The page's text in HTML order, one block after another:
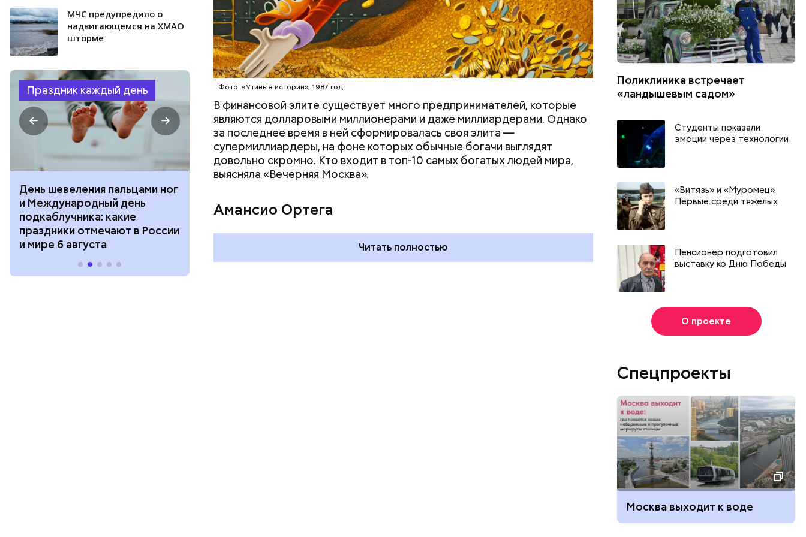
МЧС предупредило о
надвигающемся на ХМАО
шторме
Праздник каждый день
День шевеления пальцами ног
и Международный день
подкаблучника: какие
праздники отмечают в России
и мире 6 августа
горизонта и День пьяного
курсанта: какие праздники
отмечают в России и мире 5
и мире 4 августа
День арбуза и День поцелуев
с зеркалом: какие праздники
отмечают в России и мире 3
августа
День
Фото: «Утиные истории», 1987 год
В финансовой элите существует много предпринимателей, которые
являются долларовыми миллионерами и даже миллиардерами. Однако
за последнее время в ней сформировалась своя элита —
супермиллиардеры, на фоне которых обычные богачи выглядят
довольно скромно. Кто входит в топ-10 самых богатых людей мира,
выясняла «Вечерняя Москва».
Амансио Ортега
Фото: Shutterstock
Читать полностью
Поликлиника встречает
«ландышевым садом»
Студенты показали
эмоции через технологии
«Витязь» и «Муромец».
Первые среди тяжелых
Пенсионер подготовил
выставку ко Дню Победы
О проекте
Спецпроекты
Москва выходит к воде